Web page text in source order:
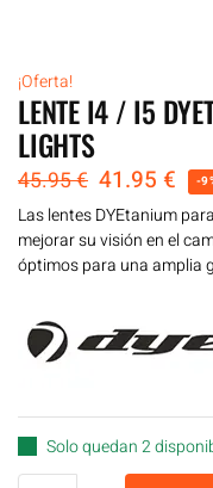
¡Oferta!
LENTE I4 / I5
LIGHTS
45.95€ 41.95 € -
Las lentes DYEtanium
mejorar su visión en el
óptimos para una amplia
Solo quedan 2